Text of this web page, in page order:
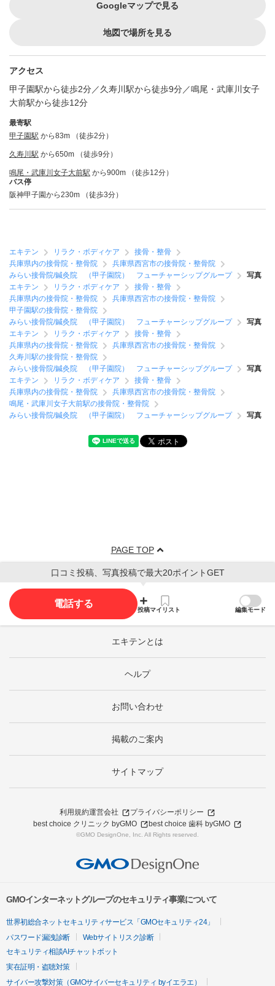
Googleマップで見る
地図で場所を見る
アクセス
甲子園駅から徒歩2分／久寿川駅から徒歩9分／鳴尾・武庫川女子
大前駅から徒歩12分
最寄駅
甲子園駅 から83m （徒歩2分）
久寿川駅 から650m （徒歩9分）
鳴尾・武庫川女子大前駅 から900m （徒歩12分）
バス停
阪神甲子園から230m （徒歩3分）
エキテン リラク・ボディケア
接骨・整骨
兵庫県内の接骨院・整骨院
兵庫県西宮市の接骨院・整骨院
みらい接骨院/鍼灸院 （甲子園院） フューチャーシップグループ
写真
エキテン
リラク・ボディケア
接骨・整骨
兵庫県内の接骨院・整骨院
兵庫県西宮市の接骨院・整骨院
甲子園駅の接骨院・整骨院
みらい接骨院/鍼灸院 （甲子園院） フューチャーシップグループ
写真
エキテン
リラク・ボディケア
接骨・整骨
兵庫県内の接骨院・整骨院
兵庫県西宮市の接骨院・整骨院
久寿川駅の接骨院・整骨院
みらい接骨院/鍼灸院 （甲子園院） フューチャーシップグループ
写真
エキテン
リラク・ボディケア
接骨・整骨
兵庫県内の接骨院・整骨院
兵庫県西宮市の接骨院・整骨院
鳴尾・武庫川女子大前駅の接骨院・整骨院
みらい接骨院/鍼灸院 （甲子園院） フューチャーシップグループ
写真
PAGE TOP
口コミ投稿、写真投稿で最大20ポイントGET
電話する
投稿マイリスト 編集モード
エキテンとは
ヘルプ
お問い合わせ
掲載のご案内
サイトマップ
利用規約運営会社
プライバシーポリシー
best choice クリニック byGMO
best choice 歯科 byGMO
©GMO DesignOne, Inc. All Rights reserved.
GMOインターネットグループのセキュリティ事業について
世界初総合ネットセキュリティサービス「GMOセキュリティ24」
パスワード漏洩診断
Webサイトリスク診断
セキュリティ相談AIチャットボット
実在証明・盗聴対策
サイバー攻撃対策（GMOサイバーセキュリティ byイエラエ）